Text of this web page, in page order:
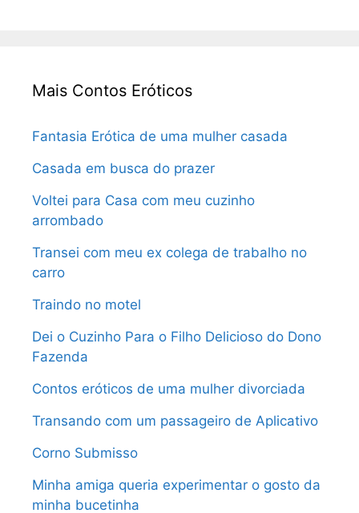
Mais Contos Eróticos
Fantasia Erótica de uma mulher casada
Casada em busca do prazer
Voltei para Casa com meu cuzinho
arrombado
Transei com meu ex colega de trabalho no
carro
Traindo no motel
Dei o Cuzinho Para o Filho Delicioso do Dono
Fazenda
Contos eróticos de uma mulher divorciada
Transando com um passageiro de Aplicativo
Corno Submisso
Minha amiga queria experimentar o gosto da
minha bucetinha